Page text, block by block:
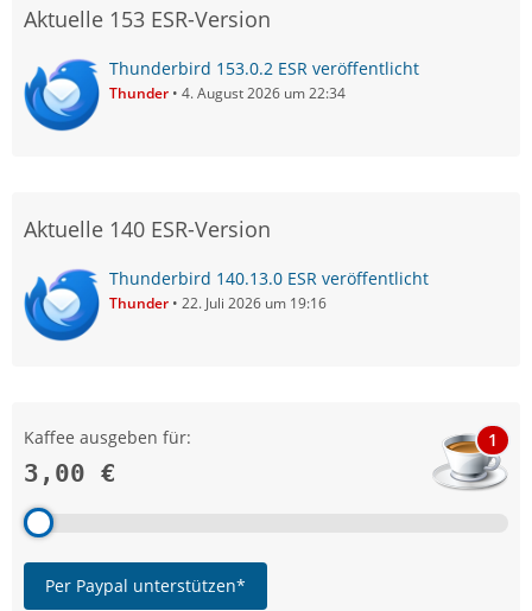
Aktuelle 153 ESR-Version
Thunderbird 153.0.2 ESR veröffentlicht
Thunder 4. August 2026 um 22:34
Aktuelle 140 ESR-Version
Thunderbird 140.13.0 ESR veröffentlicht
Thunder 22. Juli 2026 um 19:16
Kaffee ausgeben für:
3,00 €
1
Per Paypal unterstützen*